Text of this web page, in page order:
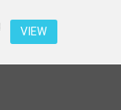
VIEW